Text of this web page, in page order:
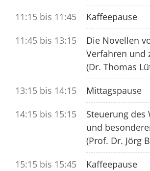
11:15 bis 11:45
Kaffeepause
11:45 bis 13:15
Die Novellen
Verfahren und
(Dr. Thomas
13:15 bis 14:15
Mittagspause
14:15 bis 15:15
Steuerung
und
(Prof. Dr. Jörg
15:15 bis 15:45
Kaffeepause